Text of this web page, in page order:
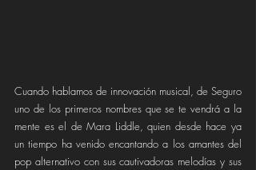
Cuando hablamos de innovación musical, de Seguro
uno de los primeros nombres que se te vendrá a la
mente es el de Mara Liddle, quien desde hace ya
un tiempo ha venido encantando a los amantes del
pop alternativo con sus cautivadoras melodías y sus